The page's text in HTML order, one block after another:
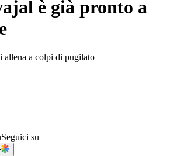
è già pronto a
allena a colpi di pugilato
Seguici su